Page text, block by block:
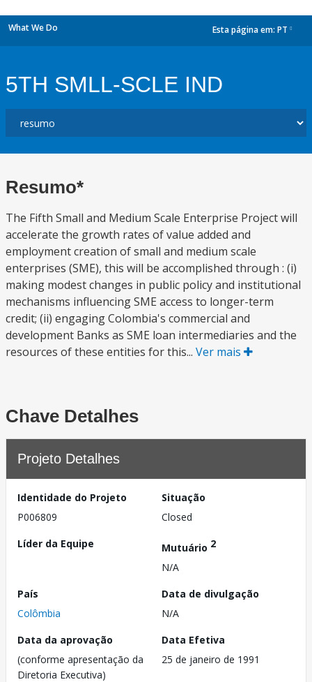
What We Do Esta página em: PT
5TH SMLL-SCLE IND
Resumo*
The Fifth Small and Medium Scale Enterprise Project will
accelerate the growth rates of value added and
employment creation of small and medium scale
enterprises (SME), this will be accomplished through : (i)
making modest changes in public policy and institutional
mechanisms influencing SME access to longer-term
credit; (ii) engaging Colombia's commercial and
development Banks as SME loan intermediaries and the
resources of these entities for this... Ver mais
Chave Detalhes
Projeto Detalhes
Identidade do Projeto
P006809
Situação
Closed
Líder da Equipe
Mutuário 2
N/A
País
Colômbia
Data de divulgação
N/A
Data da aprovação
(conforme apresentação da
Diretoria Executiva)
Data Efetiva
25 de janeiro de 1991